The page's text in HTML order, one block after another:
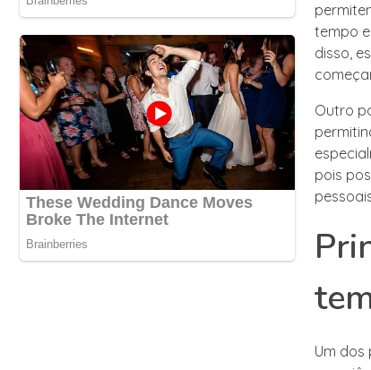
tempo
disso,
Outro
pois
Um